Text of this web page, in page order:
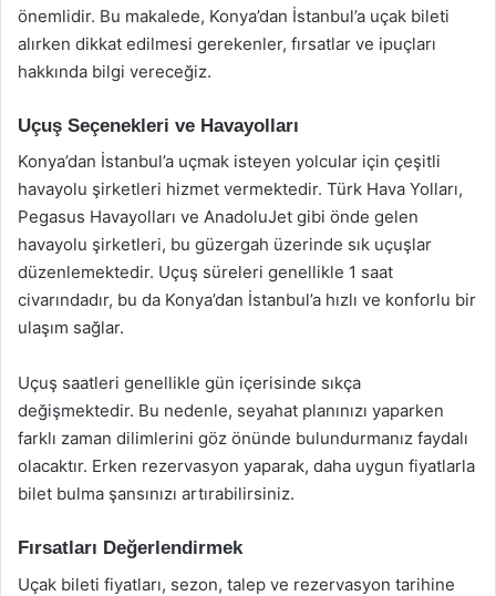
önemlidir. Bu makalede, Konya’dan İstanbul’a uçak bileti
alırken dikkat edilmesi gerekenler, fırsatlar ve ipuçları
hakkında bilgi vereceğiz.
Uçuş Seçenekleri ve Havayolları
Konya’dan İstanbul’a uçmak isteyen yolcular için çeşitli
havayolu şirketleri hizmet vermektedir. Türk Hava Yolları,
Pegasus Havayolları ve AnadoluJet gibi önde gelen
havayolu şirketleri, bu güzergah üzerinde sık uçuşlar
düzenlemektedir. Uçuş süreleri genellikle 1 saat
civarındadır, bu da Konya’dan İstanbul’a hızlı ve konforlu bir
ulaşım sağlar.
Uçuş saatleri genellikle gün içerisinde sıkça
değişmektedir. Bu nedenle, seyahat planınızı yaparken
farklı zaman dilimlerini göz önünde bulundurmanız faydalı
olacaktır. Erken rezervasyon yaparak, daha uygun fiyatlarla
bilet bulma şansınızı artırabilirsiniz.
Fırsatları Değerlendirmek
Uçak bileti fiyatları, sezon, talep ve rezervasyon tarihine